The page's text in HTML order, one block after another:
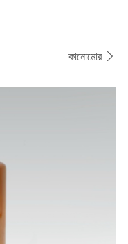
কানোমোর 